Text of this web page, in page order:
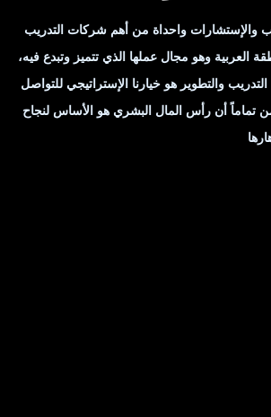
والإستشارات واحداة من أهم شركات التدريب
العربية وهو مجال عملها الذي تتميز وتبدع فيه،
والتطوير هو خيارنا الإستراتيجي للتواصل
تماماً أن رأس المال البشري هو الأساس لنجاح